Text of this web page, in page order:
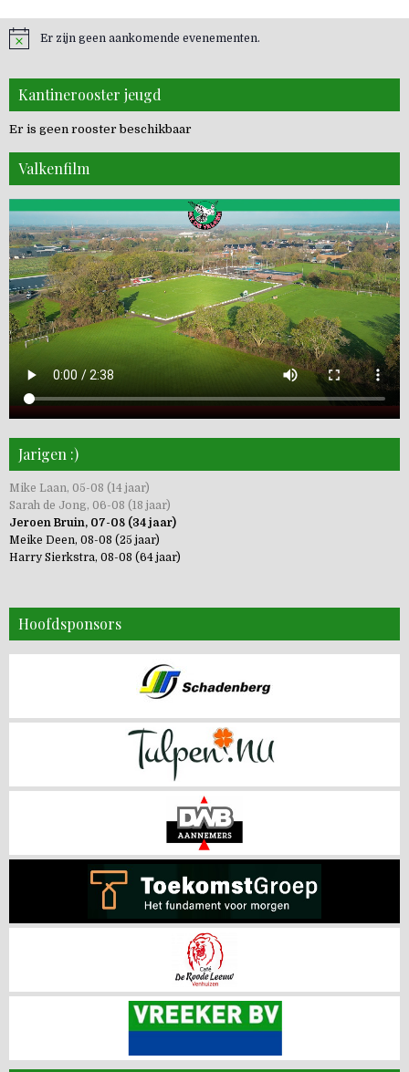
Er zijn geen aankomende evenementen.
Kantinerooster jeugd
Er is geen rooster beschikbaar
Valkenfilm
Jarigen :)
Mike Laan, 05-08 (14 jaar)
Sarah de Jong, 06-08 (18 jaar)
Jeroen Bruin, 07-08 (34 jaar)
Meike Deen, 08-08 (25 jaar)
Harry Sierkstra, 08-08 (64 jaar)
Hoofdsponsors